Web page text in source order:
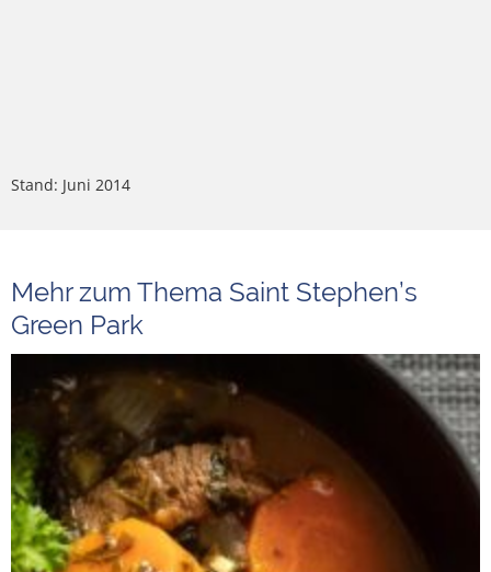
Stand: Juni 2014
Mehr zum Thema Saint Stephen’s
Green Park